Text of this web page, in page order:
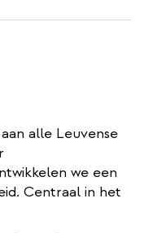
alle Leuvense
we een
Centraal in het